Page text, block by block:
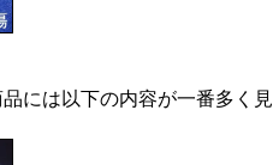
には以下の内容が一番多く見